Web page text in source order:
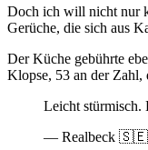
Doch ich will nicht nur
Gerüche, die sich aus
Der Küche gebührte
Klopse, 53 an der Zahl,
Leicht stürmisch.
— Realbeck 🇸🇪